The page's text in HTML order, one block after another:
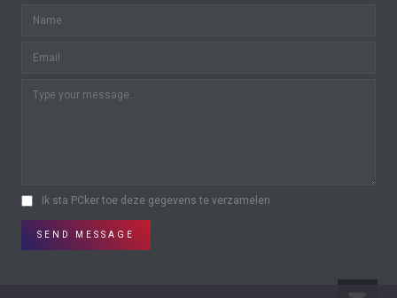
Ik sta PCker toe deze gegevens te verzamelen.
SEND MESSAGE